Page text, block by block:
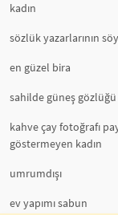
kadın
sözlük yazarlarının
en güzel bira
sahilde güneş
kahve çay fotoğrafı
göstermeyen kadın
umrumdışı
ev yapımı sabun